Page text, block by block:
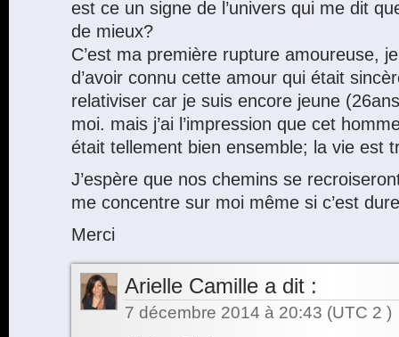
est ce un signe de l’univers qui me dit
de mieux?
C’est ma première rupture amoureuse,
d’avoir connu cette amour qui était
relativiser car je suis encore jeune
moi. mais j’ai l’impression que cet
était tellement bien ensemble; la vie est
J’espère que nos chemins se
me concentre sur moi même si c’est dure
Merci
Arielle Camille a dit :
7 décembre 2014 à 20:43 (UTC 2 )